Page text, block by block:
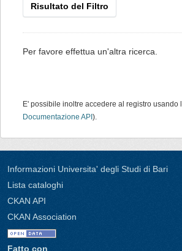
Risultato del Filtro
Per favore effettua un'altra ricerca.
E' possibile inoltre accedere al registro usando
Documentazione API ).
Informazioni Universita' degli Studi di Bari
Lista cataloghi
CKAN API
CKAN Association
Fatto con